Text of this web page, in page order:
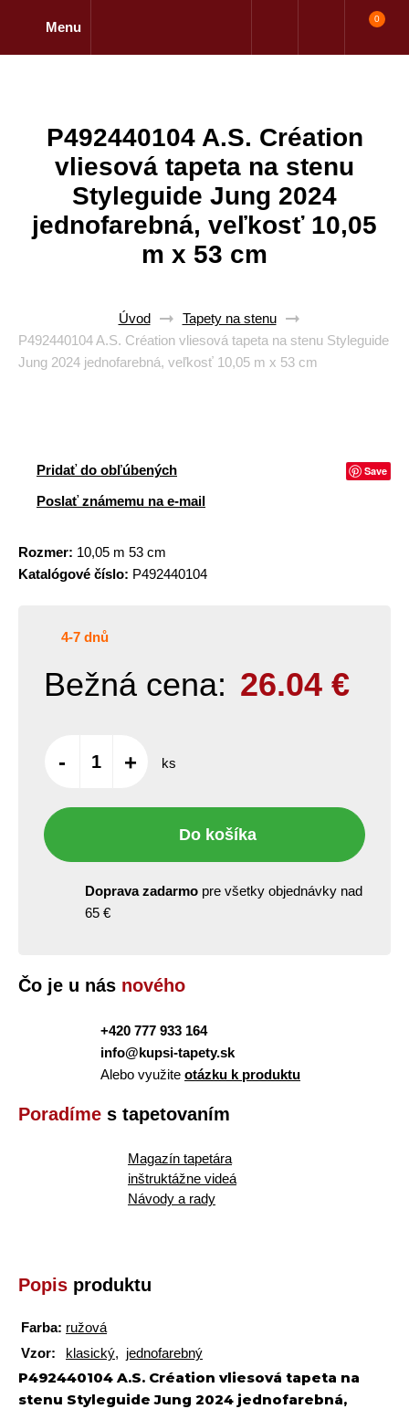
Menu
0
P492440104 A.S. Création
vliesová tapeta na stenu
Styleguide Jung 2024
jednofarebná, veľkosť 10,05
m x 53 cm
Úvod
Tapety na stenu
P492440104 A.S. Création vliesová tapeta na stenu Styleguide
Jung 2024 jednofarebná, veľkosť 10,05 m x 53 cm
Pridať do obľúbených Save
Poslať známemu na e-mail
Rozmer: 10,05 m 53 cm
Katalógové číslo: P492440104
4-7 dnů
Bežná cena: 26.04 €
- + ks
Do košíka
Doprava zadarmo pre všetky objednávky nad
65 €
Čo je u nás nového
+420 777 933 164
info@kupsi-tapety.sk
Alebo využite otázku k produktu
Poradíme s tapetovaním
Magazín tapetára
inštruktážne videá
Návody a rady
Popis produktu
Farba: ružová
Vzor:
klasický, jednofarebný
P492440104 A.S. Création vliesová tapeta na
stenu Styleguide Jung 2024 jednofarebná,